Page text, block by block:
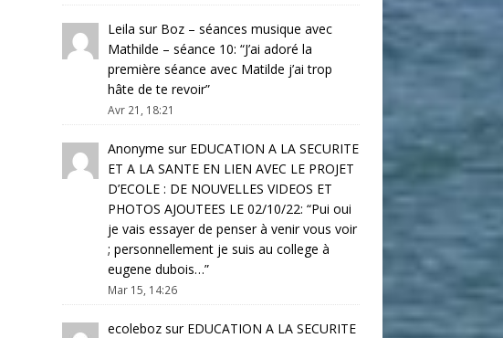
Leila sur Boz – séances musique avec
Mathilde – séance 10: “J’ai adoré la
première séance avec Matilde j’ai trop
hâte de te revoir”
Avr 21, 18:21
Anonyme sur EDUCATION A LA SECURITE
ET A LA SANTE EN LIEN AVEC LE PROJET
D’ECOLE : DE NOUVELLES VIDEOS ET
PHOTOS AJOUTEES LE 02/10/22: “Pui oui
je vais essayer de penser à venir vous voir
; personnellement je suis au college à
eugene dubois…”
Mar 15, 14:26
ecolebozsur EDUCATION A LA SECURITE